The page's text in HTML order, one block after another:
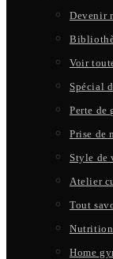
Devenir
Voir
Spécial
Perte de
Prise de
Style de
Atelier
Tout
Nutrition
Home